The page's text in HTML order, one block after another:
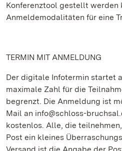
Konferenztool gestellt werden
Anmeldemodalitäten für eine
TERMIN MIT ANMELDUNG
Der digitale Infotermin startet
maximale Zahl für die
begrenzt. Die Anmeldung ist
Mail an info@schloss-
kostenlos. Alle, die
Post ein kleines